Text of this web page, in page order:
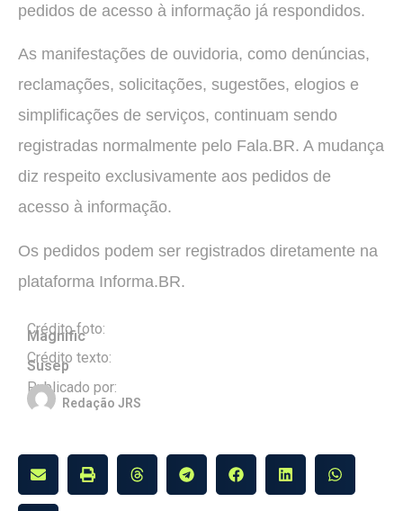
pedidos de acesso à informação já respondidos.
As manifestações de ouvidoria, como denúncias,
reclamações, solicitações, sugestões, elogios e
simplificações de serviços, continuam sendo
registradas normalmente pelo Fala.BR. A mudança
diz respeito exclusivamente aos pedidos de
acesso à informação.
Os pedidos podem ser registrados diretamente na
plataforma Informa.BR.
Crédito foto:
Magnific
Crédito texto:
Susep
Publicado por:
Redação JRS